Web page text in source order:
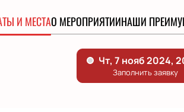
И МЕСТАО МЕРОПРИЯТИИНАШИ